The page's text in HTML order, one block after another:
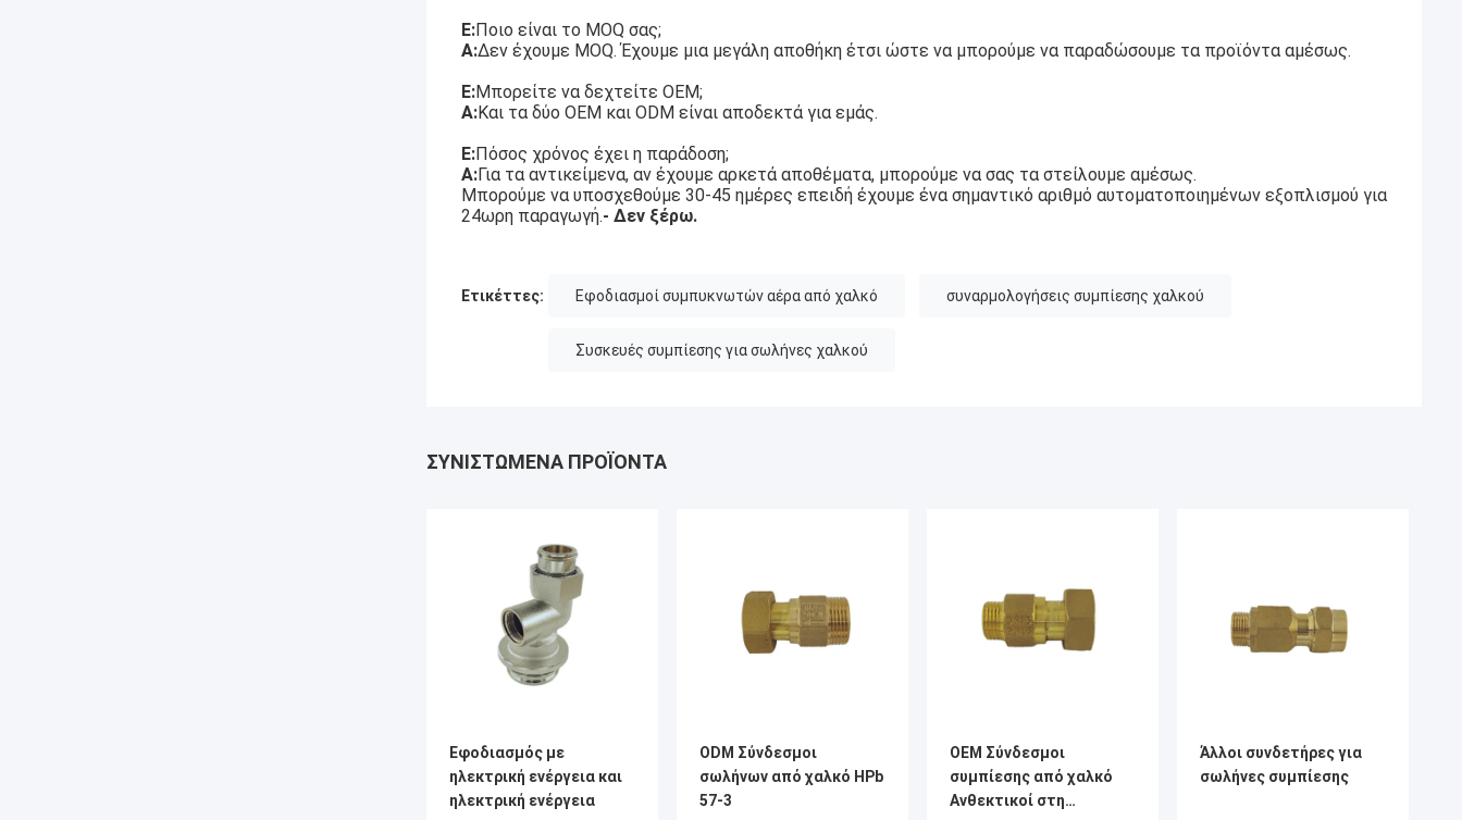
Ε:Ποιο είναι το MOQ σας;
Α:Δεν έχουμε MOQ. Έχουμε μια μεγάλη αποθήκη έτσι ώστε να μπορούμε να παραδώσουμε τα προϊόντα αμέσως.
Ε:Μπορείτε να δεχτείτε OEM;
Α:Και τα δύο OEM και ODM είναι αποδεκτά για εμάς.
Ε:Πόσος χρόνος έχει η παράδοση;
Α:Για τα αντικείμενα, αν έχουμε αρκετά αποθέματα, μπορούμε να σας τα στείλουμε αμέσως.
Μπορούμε να υποσχεθούμε 30-45 ημέρες επειδή έχουμε ένα σημαντικό αριθμό αυτοματοποιημένων εξοπλισμού για
24ωρη παραγωγή.- Δεν ξέρω.
Ετικέττες: Εφοδιασμοί συμπυκνωτών αέρα από χαλκό συναρμολογήσεις συμπίεσης χαλκού
Συσκευές συμπίεσης για σωλήνες χαλκού
ΣΥΝΙΣΤΏΜΕΝΑ ΠΡΟΪΌΝΤΑ
Εφοδιασμός με
ηλεκτρική ενέργεια και
ηλεκτρική ενέργεια
ODM Σύνδεσμοι
σωλήνων από χαλκό HPb
57-3
OEM Σύνδεσμοι
συμπίεσης από χαλκό
Ανθεκτικοί στη
Άλλοι συνδετήρες για
σωλήνες συμπίεσης